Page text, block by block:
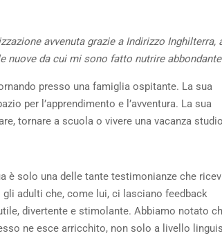
avvenuta grazie a Indirizzo Inghilterra,
nuove da cui mi sono fatto nutrire
presso una famiglia ospitante. La sua
per l’apprendimento e l’avventura. La sua
tornare a scuola o vivere una vacanza
è solo una delle tante testimonianze che
adulti che, come lui, ci lasciano feedback
divertente e stimolante. Abbiamo notato
ne esce arricchito, non solo a livello